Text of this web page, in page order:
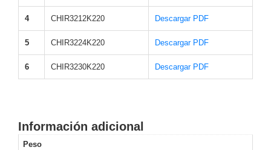
IP
MegapixelTurboHD
de 8
Canales
Mobiliario
Accesorios
4 CHIR3212K220 Descargar PDF
5 CHIR3224K220 Descargar PDF
6 CHIR3230K220 Descargar PDF
Información adicional
Peso